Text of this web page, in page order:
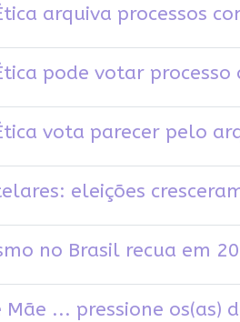
arquiva processos
pode votar
vota parecer pelo
eleições
no Brasil recua em
Mãe ... pressione os(as)